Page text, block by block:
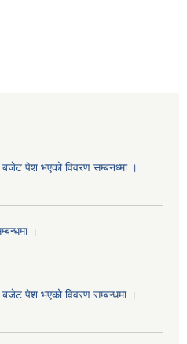
पेश भएको विवरण सम्बनध्मा ।
।
पेश भएको विवरण सम्बन्धमा ।